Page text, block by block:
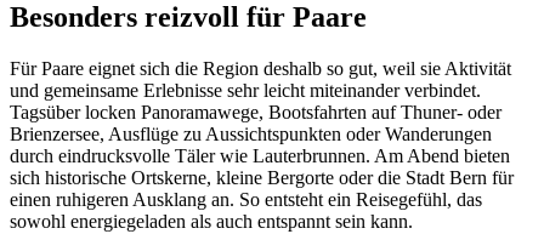
Besonders reizvoll für Paare
Für Paare eignet sich die Region deshalb so gut, weil sie Aktivität
und gemeinsame Erlebnisse sehr leicht miteinander verbindet.
Tagsüber locken Panoramawege, Bootsfahrten auf Thuner- oder
Brienzersee, Ausflüge zu Aussichtspunkten oder Wanderungen
durch eindrucksvolle Täler wie Lauterbrunnen. Am Abend bieten
sich historische Ortskerne, kleine Bergorte oder die Stadt Bern für
einen ruhigeren Ausklang an. So entsteht ein Reisegefühl, das
sowohl energiegeladen als auch entspannt sein kann.